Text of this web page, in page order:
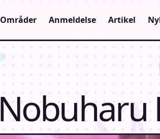
Områder Anmeldelse Artikel
Nobuharu